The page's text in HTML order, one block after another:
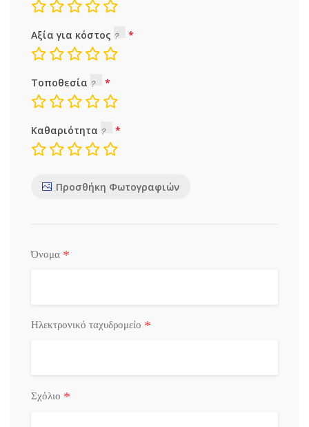
Αξία για κόστος
Τοποθεσία
Καθαριότητα
Προσθήκη Φωτογραφιών
Όνομα *
Ηλεκτρονικό ταχυδρομείο *
Σχόλιο *